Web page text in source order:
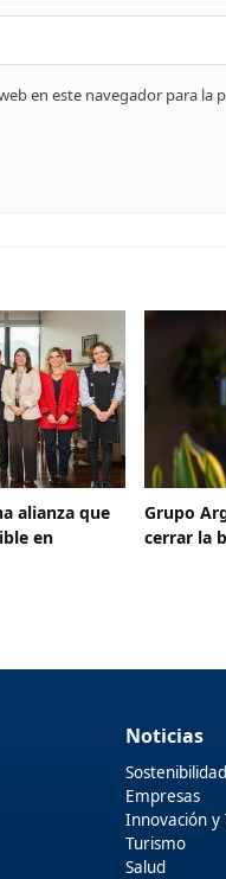
en este navegador para la
alianza que
en
Grupo
cerrar la
Noticias
Sostenibilidad
Empresas
Innovación y
Turismo
Salud